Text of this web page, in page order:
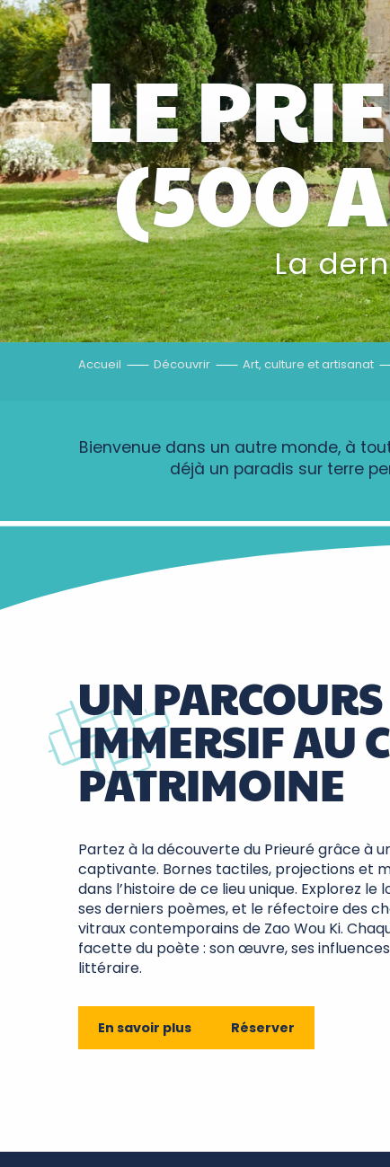
LE
(500
La
Accueil Découvrir Art, culture et artisanat
Bienvenue dans un autre monde, à
déjà un paradis sur terre
UN PARCOURS
IMMERSIF AU
PATRIMOINE
Partez à la découverte du Prieuré grâce à
captivante. Bornes tactiles, projections et
dans l’histoire de ce lieu unique. Explorez le
ses derniers poèmes, et le réfectoire des
vitraux contemporains de Zao Wou Ki.
facette du poète : son œuvre, ses
littéraire.
En savoir plus Réserver